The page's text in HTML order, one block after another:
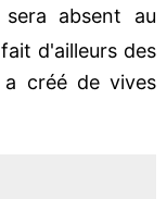
absent au
d'ailleurs des
créé de vives